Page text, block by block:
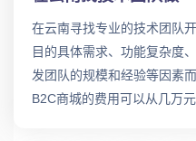
在云南寻找专业的技术团队
目的具体需求、功能复杂度
发团队的规模和经验等因素
B2C商城的费用可以从几万